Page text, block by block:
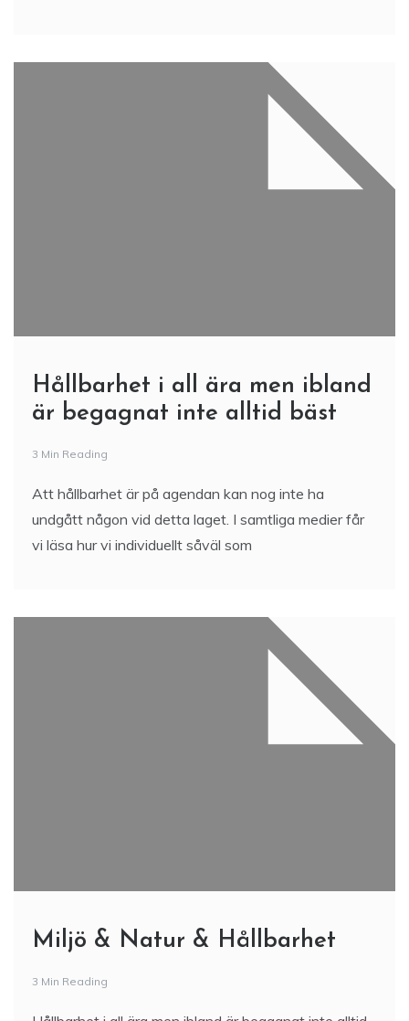
Hållbarhet i all ära men ibland
är begagnat inte alltid bäst
3 Min Reading
Att hållbarhet är på agendan kan nog inte ha
undgått någon vid detta laget. I samtliga medier får
vi läsa hur vi individuellt såväl som
Miljö & Natur & Hållbarhet
3 Min Reading